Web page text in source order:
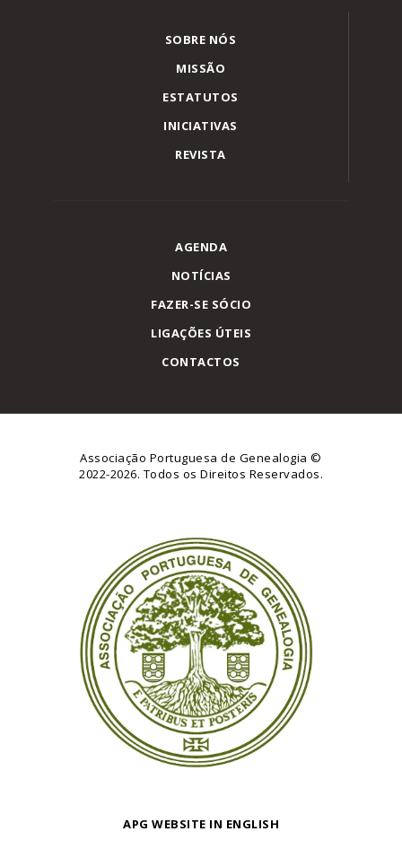
SOBRE NÓS
MISSÃO
ESTATUTOS
INICIATIVAS
REVISTA
AGENDA
NOTÍCIAS
FAZER-SE SÓCIO
LIGAÇÕES ÚTEIS
CONTACTOS
Associação Portuguesa de Genealogia©
2022-2026. Todos os Direitos Reservados.
APG WEBSITE IN ENGLISH